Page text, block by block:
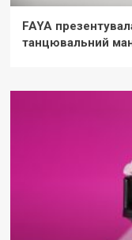
FAYA
танцювальний